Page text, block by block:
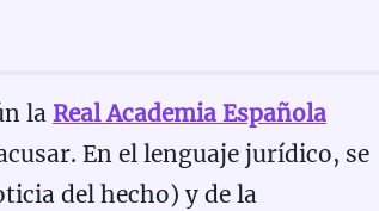
la Real Academia Española
En el lenguaje jurídico, se
del hecho) y de la